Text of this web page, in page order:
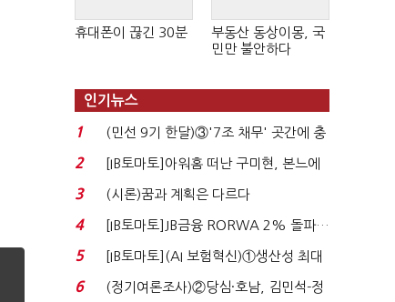
휴대폰이 끊긴 30분
부동산 동상이몽, 국
민만 불안하다
인기뉴스
1
(민선 9기 한달)③'7조 채무' 곳간에 충
격…추미애, 20년...
2
[IB토마토]아워홈 떠난 구미현, 본느에
340억 베팅…가...
3 (시론)꿈과 계획은 다르다
4
[IB토마토]JB금융 RORWA 2% 돌파…
실적 견인은 은행 ...
5
[IB토마토](AI 보험혁신)①생산성 최대
80% 개선…현실...
6
(정기여론조사)②당심·호남, 김민석-정